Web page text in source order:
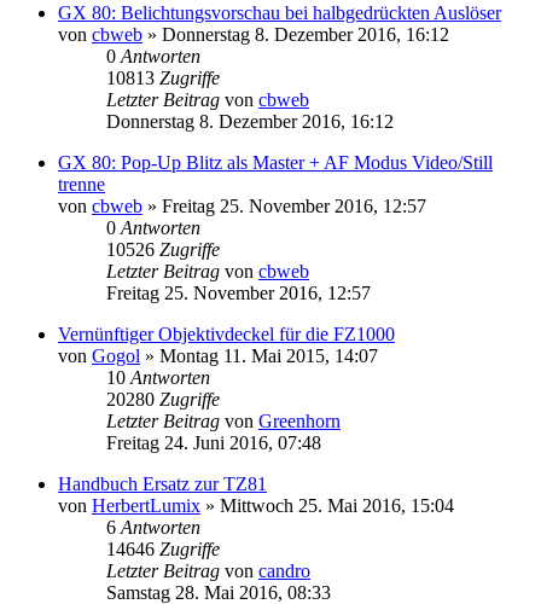
GX 80: Belichtungsvorschau bei halbgedrückten Auslöser
von cbweb » Donnerstag 8. Dezember 2016, 16:12
0 Antworten
10813 Zugriffe
Letzter Beitrag von cbweb
Donnerstag 8. Dezember 2016, 16:12
GX 80: Pop-Up Blitz als Master + AF Modus Video/Still
trenne
von cbweb » Freitag 25. November 2016, 12:57
0 Antworten
10526 Zugriffe
Letzter Beitrag von cbweb
Freitag 25. November 2016, 12:57
Vernünftiger Objektivdeckel für die FZ1000
von Gogol » Montag 11. Mai 2015, 14:07
10 Antworten
20280 Zugriffe
Letzter Beitrag von Greenhorn
Freitag 24. Juni 2016, 07:48
Handbuch Ersatz zur TZ81
von HerbertLumix » Mittwoch 25. Mai 2016, 15:04
6 Antworten
14646 Zugriffe
Letzter Beitrag von candro
Samstag 28. Mai 2016, 08:33